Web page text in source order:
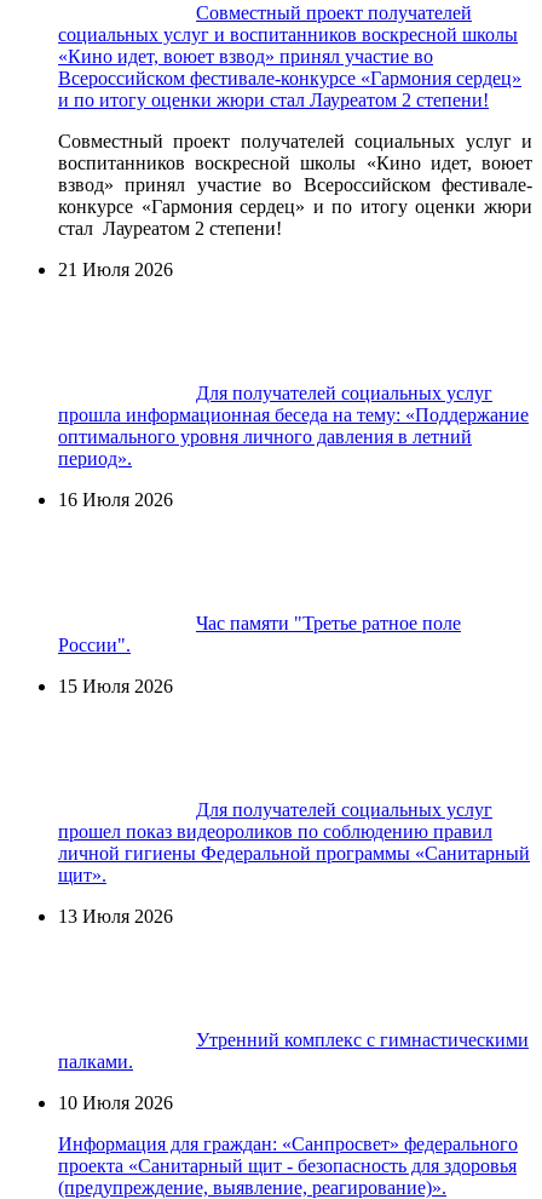
Совместный проект получателей
социальных услуг и воспитанников воскресной школы
«Кино идет, воюет взвод» принял участие во
Всероссийском фестивале-конкурсе «Гармония сердец»
и по итогу оценки жюри стал Лауреатом 2 степени!
Совместный проект получателей социальных услуг и
воспитанников воскресной школы «Кино идет, воюет
взвод» принял участие во Всероссийском фестивале-
конкурсе «Гармония сердец» и по итогу оценки жюри
стал Лауреатом 2 степени!
21 Июля 2026
Для получателей социальных услуг
прошла информационная беседа на тему: «Поддержание
оптимального уровня личного давления в летний
период».
16 Июля 2026
Час памяти "Третье ратное поле
России".
15 Июля 2026
Для получателей социальных услуг
прошел показ видеороликов по соблюдению правил
личной гигиены Федеральной программы «Санитарный
щит».
13 Июля 2026
Утренний комплекс с гимнастическими
палками.
10 Июля 2026
Информация для граждан: «Санпросвет» федерального
проекта «Санитарный щит - безопасность для здоровья
(предупреждение, выявление, реагирование)».